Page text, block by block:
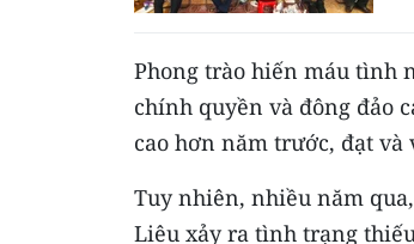
Phong trào hiến máu tình
chính quyền và đông đảo
cao hơn năm trước, đạt và
Tuy nhiên, nhiều năm
Liêu xảy ra tình trạng